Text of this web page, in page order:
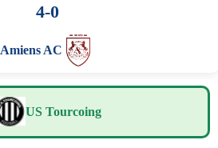
4-0
Amiens AC
US Tourcoing